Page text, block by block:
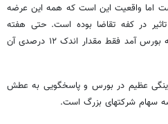
اما واقعیت این است که همه این عرضه
در کفه تقاضا بوده است. حتی هفته
گذشته سهم مهمی مثل صبا تامین به بورس آمد فقط مقدار اندک ۱۲ درصدی آن
نقدینگی عظیم در بورس و پاسخگویی به عطش
سهام شرکتهای بزرگ است.